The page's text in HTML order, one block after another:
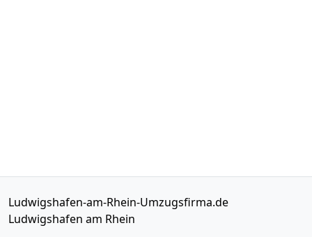
Ludwigshafen-am-Rhein-Umzugsfirma.de
Ludwigshafen am Rhein